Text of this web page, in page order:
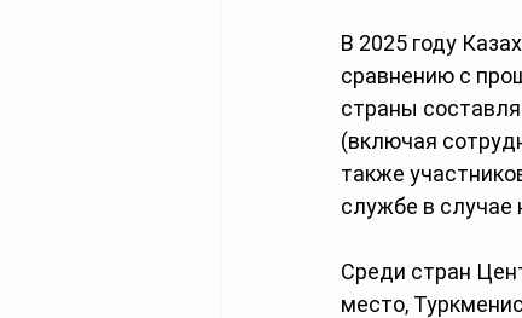
В 2025 году
сравнению с
страны
(включая
также
службе в случае
Среди стран
место,